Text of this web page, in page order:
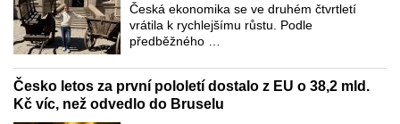
Česká ekonomika se ve druhém čtvrtletí
vrátila k rychlejšímu růstu. Podle
předběžného …
Česko letos za první pololetí dostalo z EU o 38,2 mld.
Kč víc, než odvedlo do Bruselu